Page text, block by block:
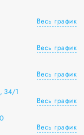
Весь график
Весь график
Весь график
34/1
Весь график
Весь график